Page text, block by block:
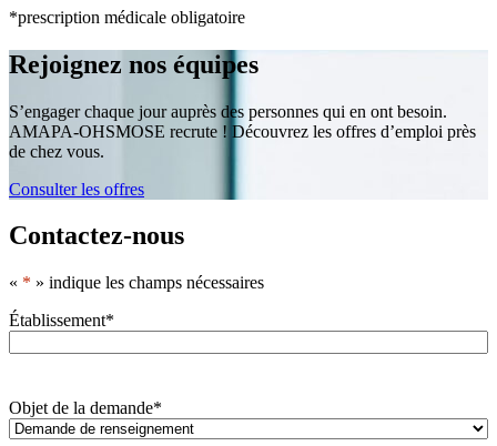
*prescription médicale obligatoire
Rejoignez nos équipes
S’engager chaque jour auprès des personnes qui en ont besoin.
AMAPA-OHSMOSE recrute ! Découvrez les offres d’emploi près
de chez vous.
Consulter les offres
Contactez-nous
« * » indique les champs nécessaires
Établissement*
Objet de la demande*